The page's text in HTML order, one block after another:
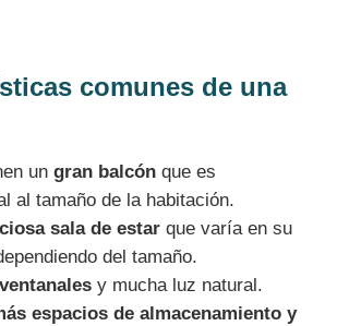
comunes de una
un gran balcónque es
al tamaño de la habitación.
sala de estarque varía en su
del tamaño.
y mucha luz natural.
espacios de almacenamiento y